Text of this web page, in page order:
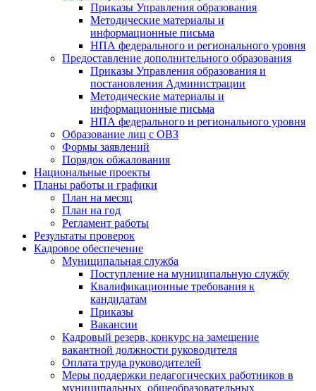
Приказы Управления образования
Методические материалы и
информационные письма
НПА федерального и регионального уровня
Предоставление дополнительного образования
Приказы Управления образования и
постановления Администрации
Методические материалы и
информационные письма
НПА федерального и регионального уровня
Образование лиц с ОВЗ
Формы заявлений
Порядок обжалования
Национальные проекты
Планы работы и графики
План на месяц
План на год
Регламент работы
Результаты проверок
Кадровое обеспечение
Муниципальная служба
Поступление на муниципальную службу
Квалификационные требования к
кандидатам
Приказы
Вакансии
Кадровый резерв, конкурс на замещение
вакантной должности руководителя
Оплата труда руководителей
Меры поддержки педагогических работников в
муниципальных общеобразовательных